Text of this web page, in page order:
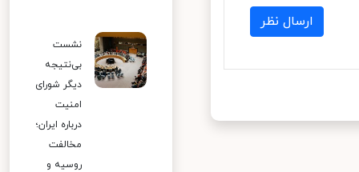
ارسال نظر
نشست
بی‌نتیجه
دیگر شورای
امنیت
درباره ایران؛
مخالفت
روسیه و